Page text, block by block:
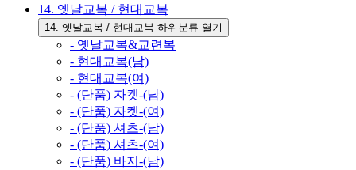
14. 옛날교복 / 현대교복
14. 옛날교복 / 현대교복 하위분류 열기
- 옛날교복&교련복
- 현대교복(남)
- 현대교복(여)
- (단품) 자켓-(남)
- (단품) 자켓-(여)
- (단품) 셔츠-(남)
- (단품) 셔츠-(여)
- (단품) 바지-(남)